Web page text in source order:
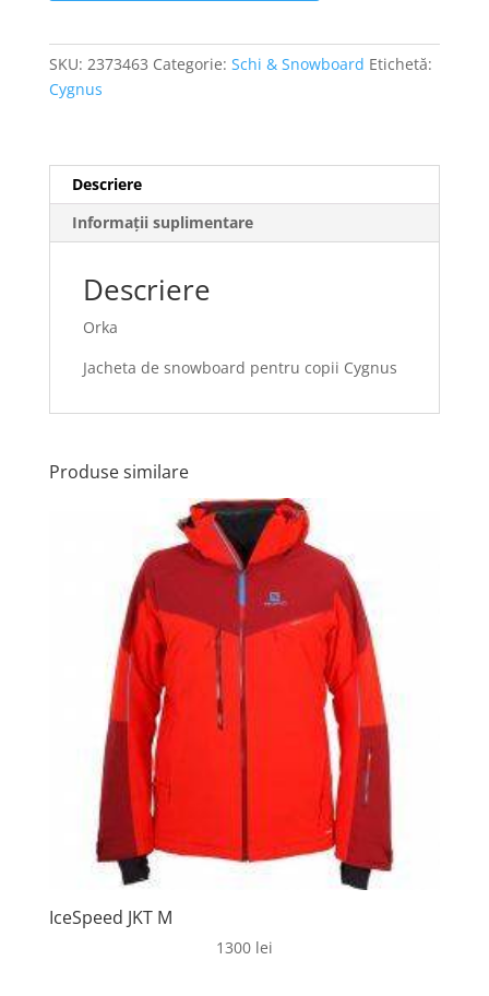
SKU: 2373463 Categorie: Schi & Snowboard Etichetă:
Cygnus
Descriere
Informații suplimentare
Descriere
Orka
Jacheta de snowboard pentru copii Cygnus
Produse similare
IceSpeed JKT M
1300 lei